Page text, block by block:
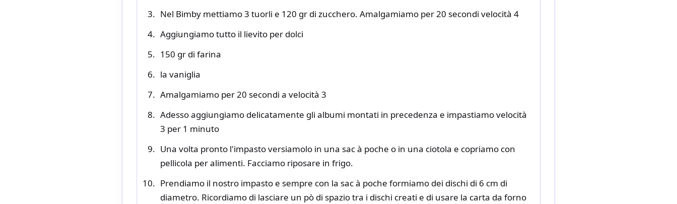
Nel Bimby mettiamo 3 tuorli e 120 gr di zucchero. Amalgamiamo per 20 secondi velocità 4
Aggiungiamo tutto il lievito per dolci
150 gr di farina
la vaniglia
Amalgamiamo per 20 secondi a velocità 3
Adesso aggiungiamo delicatamente gli albumi montati in precedenza e impastiamo velocità
3 per 1 minuto
Una volta pronto l'impasto versiamolo in una sac à poche o in una ciotola e copriamo con
pellicola per alimenti. Facciamo riposare in frigo.
Prendiamo il nostro impasto e sempre con la sac à poche formiamo dei dischi di 6 cm di
diametro. Ricordiamo di lasciare un pò di spazio tra i dischi creati e di usare la carta da forno